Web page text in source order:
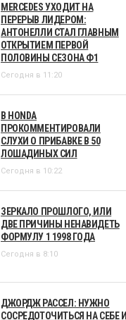
MERCEDES УХОДИТ НА
ПЕРЕРЫВ ЛИДЕРОМ:
АНТОНЕЛЛИ СТАЛ ГЛАВНЫМ
ОТКРЫТИЕМ ПЕРВОЙ
ПОЛОВИНЫ СЕЗОНА Ф1
Сегодня в 11:20
В HONDA
ПРОКОММЕНТИРОВАЛИ
СЛУХИ О ПРИБАВКЕ В 50
ЛОШАДИНЫХ СИЛ
Сегодня в 10:22
ЗЕРКАЛО ПРОШЛОГО, ИЛИ
ДВЕ ПРИЧИНЫ НЕНАВИДЕТЬ
ФОРМУЛУ 1 1998 ГОДА
Сегодня в 8:10
ДЖОРДЖ РАССЕЛ: НУЖНО
СОСРЕДОТОЧИТЬСЯ НА СЕБЕ И